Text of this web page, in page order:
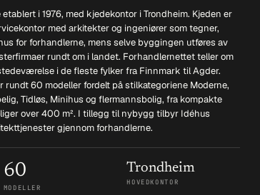
i 1976, med kjedekontor i Trondheim. Kjeden er
med arkitekter og ingeniører som tegner,
for forhandlerne, mens selve byggingen utføres av
rundt om i landet. Forhandlernettet teller om
i de fleste fylker fra Finnmark til Agder.
rundt 60 modeller fordelt på stilkategoriene Moderne,
Tidløs, Minihus og flermannsbolig, fra kompakte
over 400 m². I tillegg til nybygg tilbyr Idéhus
gjennom forhandlerne.
60
MODELLER
Trondheim
HOVEDKONTOR